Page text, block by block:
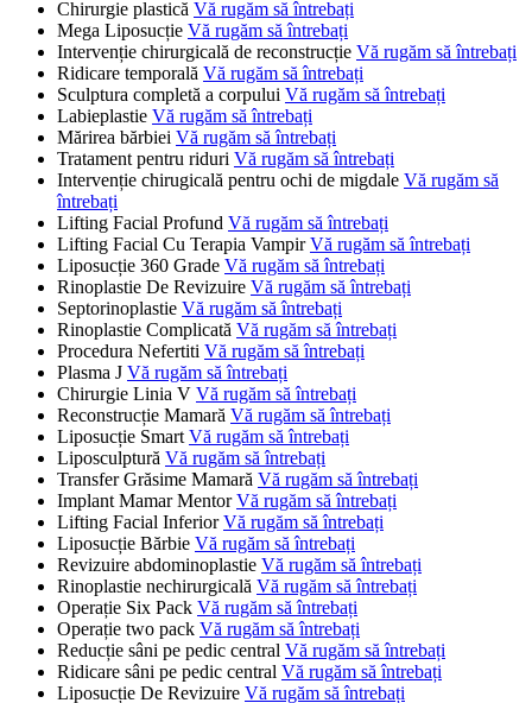
Chirurgie plastică Vă rugăm să întrebați
Mega Liposucție Vă rugăm să întrebați
Intervenție chirurgicală de reconstrucție Vă rugăm să întrebați
Ridicare temporală Vă rugăm să întrebați
Sculptura completă a corpului Vă rugăm să întrebați
Labieplastie Vă rugăm să întrebați
Mărirea bărbiei Vă rugăm să întrebați
Tratament pentru riduri Vă rugăm să întrebați
Intervenție chirugicală pentru ochi de migdale Vă rugăm să
întrebați
Lifting Facial Profund Vă rugăm să întrebați
Lifting Facial Cu Terapia Vampir Vă rugăm să întrebați
Liposucție 360 Grade Vă rugăm să întrebați
Rinoplastie De Revizuire Vă rugăm să întrebați
Septorinoplastie Vă rugăm să întrebați
Rinoplastie Complicată Vă rugăm să întrebați
Procedura Nefertiti Vă rugăm să întrebați
Plasma J Vă rugăm să întrebați
Chirurgie Linia V Vă rugăm să întrebați
Reconstrucție Mamară Vă rugăm să întrebați
Liposucție Smart Vă rugăm să întrebați
Liposculptură Vă rugăm să întrebați
Transfer Grăsime Mamară Vă rugăm să întrebați
Implant Mamar Mentor Vă rugăm să întrebați
Lifting Facial Inferior Vă rugăm să întrebați
Liposucție Bărbie Vă rugăm să întrebați
Revizuire abdominoplastie Vă rugăm să întrebați
Rinoplastie nechirurgicală Vă rugăm să întrebați
Operație Six Pack Vă rugăm să întrebați
Operație two pack Vă rugăm să întrebați
Reducție sâni pe pedic central Vă rugăm să întrebați
Ridicare sâni pe pedic central Vă rugăm să întrebați
Liposucție De Revizuire Vă rugăm să întrebați